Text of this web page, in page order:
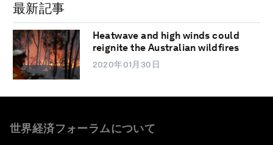
最新記事
Heatwave and high winds could
reignite the Australian wildfires
2020年01月30日
世界経済フォーラムについて